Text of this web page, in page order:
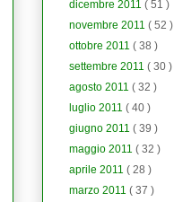
dicembre 2011( 51 )
novembre 2011( 52 )
ottobre 2011( 38 )
settembre 2011( 30 )
agosto 2011( 32 )
luglio 2011( 40 )
giugno 2011( 39 )
maggio 2011( 32 )
aprile 2011( 28 )
marzo 2011( 37 )